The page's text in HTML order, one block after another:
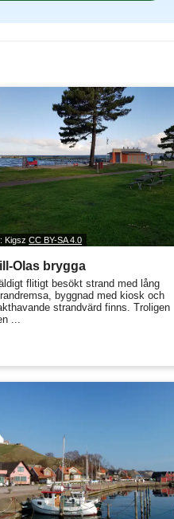
KigszCC BY-SA 4.0
Olas brygga
flitigt besökt strand med lång
byggnad med kiosk och
strandvärd finns. Troligen
...